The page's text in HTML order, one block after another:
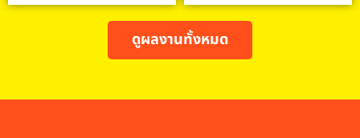
ดูผลงานทั้งหมด